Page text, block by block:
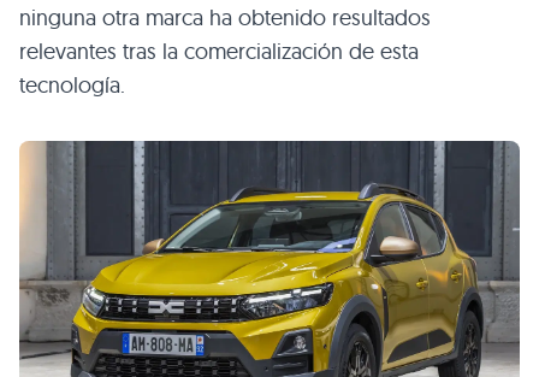
ninguna otra marca ha obtenido resultados
relevantes tras la comercialización de esta
tecnología.